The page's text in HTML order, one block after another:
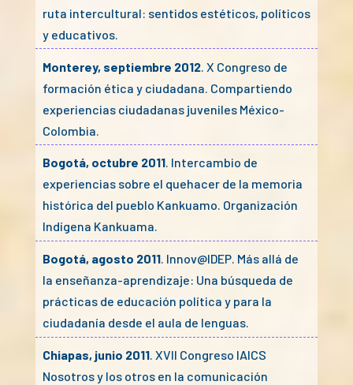
ruta intercultural: sentidos estéticos, políticos
y educativos.
Monterey, septiembre 2012. X Congreso de
formación ética y ciudadana. Compartiendo
experiencias ciudadanas juveniles México-
Colombia.
Bogotá, octubre 2011. Intercambio de
experiencias sobre el quehacer de la memoria
histórica del pueblo Kankuamo. Organización
Indígena Kankuama.
Bogotá, agosto 2011. Innov@IDEP. Más allá de
la enseñanza-aprendizaje: Una búsqueda de
prácticas de educación política y para la
ciudadanía desde el aula de lenguas.
Chiapas, junio 2011. XVII Congreso IAICS
Nosotros y los otros en la comunicación